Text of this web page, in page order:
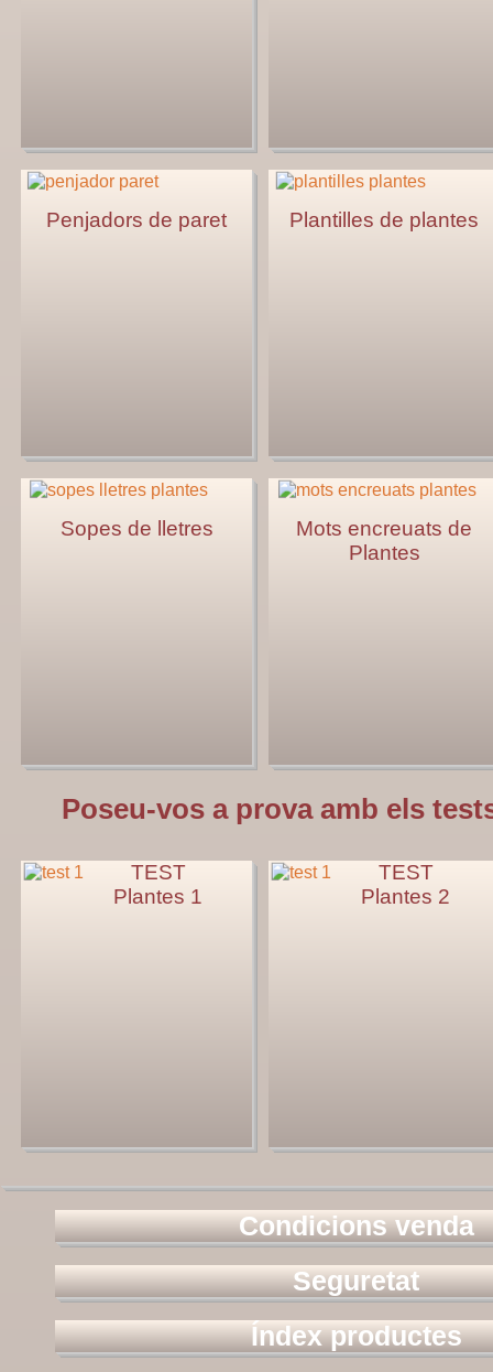
Penjadors de paret Plantilles de plantes
Sopes de lletres
Mots encreuats de
Plantes
Poseu-vos a prova amb els
TEST
Plantes 1
TEST
Plantes 2
Condicions venda
Seguretat
Índex productes